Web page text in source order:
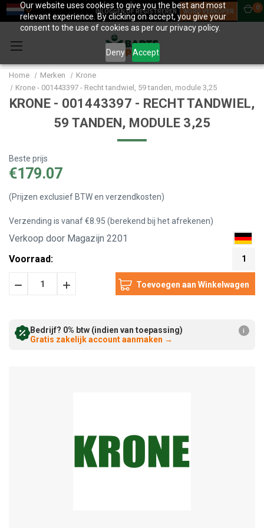
Our website uses cookies to give you the best and most
relevant experience. By clicking on accept, you give your
consent to the use of cookies as per our privacy policy.
Deny Accept
INLOGGEN OF REGISTREREN WORD VERKOPER
0
Home Merken
Krone
Krone - 001443397 - Recht tandwiel, 59 tanden, module 3,25
KRONE - 001443397 - RECHT TANDWIEL,
59 TANDEN, MODULE 3,25
Beste prijs
€179.07
(Prijzen exclusief BTW en verzendkosten)
Verzending is vanaf €8.95 (berekend bij het afrekenen)
Verkoop door Magazijn 2201
Voorraad:
1
HoeveelheidHoeveelheid
Bedrijf? 0% btw (indien van toepassing)
Gratis zakelijk account aanmaken →
i